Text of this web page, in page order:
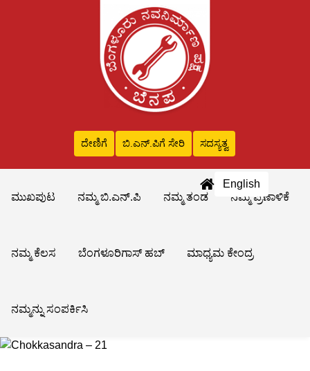
ದೇಣಿಗೆ ಬಿ.ಎನ್‌.ಪಿಗೆ ಸೇರಿ ಸದಸ್ಯತ್ವ
English
ಮುಖಪುಟ
ನಮ್ಮ ಬಿ.ಎನ್.ಪಿ ನಮ್ಮ ತಂಡ ನಮ್ಮ ಪ್ರಣಾಳಿಕೆ
ನಮ್ಮ ಕೆಲಸ ಬೆಂಗಳೂರಿಗಾಸ್ ಹಬ್ ಮಾಧ್ಯಮ ಕೇಂದ್ರ
ನಮ್ಮನ್ನು ಸಂಪರ್ಕಿಸಿ